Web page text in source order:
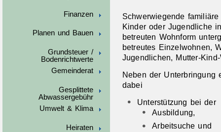
Finanzen
Planen und Bauen
Grundsteuer /
Bodenrichtwerte
Gemeinderat
Gesplittete
Abwassergebühr
Umwelt & Klima
Heiraten
Schwerwiegende
Kinder oder Jugendliche
betreuten Wohnform
betreutes Einzelwohnen,
Jugendlichen, Mutter-
Neben der Unterbringung
dabei
Unterstützung bei der
Ausbildung,
Arbeitsuche und